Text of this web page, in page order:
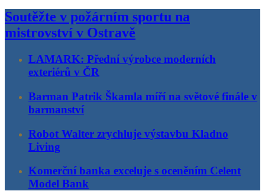
Soutěžte v požárním sportu na
mistrovství v Ostravě
LAMARK: Přední výrobce moderních
exteriérů v ČR
Barman Patrik Škamla míří na světové finále v
barmanství
Robot Walter zrychluje výstavbu Kladno
Living
Komerční banka exceluje s oceněním Celent
Model Bank